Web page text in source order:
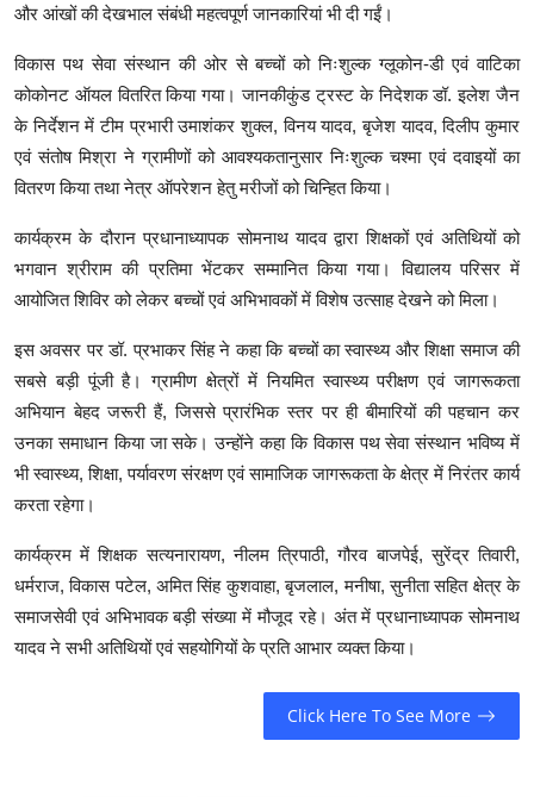
और आंखों की देखभाल संबंधी महत्वपूर्ण जानकारियां भी दी गईं।
विकास पथ सेवा संस्थान की ओर से बच्चों को निःशुल्क ग्लूकोन-डी एवं वाटिका
कोकोनट ऑयल वितरित किया गया। जानकीकुंड ट्रस्ट के निदेशक डॉ. इलेश जैन
के निर्देशन में टीम प्रभारी उमाशंकर शुक्ल, विनय यादव, बृजेश यादव, दिलीप कुमार
एवं संतोष मिश्रा ने ग्रामीणों को आवश्यकतानुसार निःशुल्क चश्मा एवं दवाइयों का
वितरण किया तथा नेत्र ऑपरेशन हेतु मरीजों को चिन्हित किया।
कार्यक्रम के दौरान प्रधानाध्यापक सोमनाथ यादव द्वारा शिक्षकों एवं अतिथियों को
भगवान श्रीराम की प्रतिमा भेंटकर सम्मानित किया गया। विद्यालय परिसर में
आयोजित शिविर को लेकर बच्चों एवं अभिभावकों में विशेष उत्साह देखने को मिला।
इस अवसर पर डॉ. प्रभाकर सिंह ने कहा कि बच्चों का स्वास्थ्य और शिक्षा समाज की
सबसे बड़ी पूंजी है। ग्रामीण क्षेत्रों में नियमित स्वास्थ्य परीक्षण एवं जागरूकता
अभियान बेहद जरूरी हैं, जिससे प्रारंभिक स्तर पर ही बीमारियों की पहचान कर
उनका समाधान किया जा सके। उन्होंने कहा कि विकास पथ सेवा संस्थान भविष्य में
भी स्वास्थ्य, शिक्षा, पर्यावरण संरक्षण एवं सामाजिक जागरूकता के क्षेत्र में निरंतर कार्य
करता रहेगा।
कार्यक्रम में शिक्षक सत्यनारायण, नीलम त्रिपाठी, गौरव बाजपेई, सुरेंद्र तिवारी,
धर्मराज, विकास पटेल, अमित सिंह कुशवाहा, बृजलाल, मनीषा, सुनीता सहित क्षेत्र के
समाजसेवी एवं अभिभावक बड़ी संख्या में मौजूद रहे। अंत में प्रधानाध्यापक सोमनाथ
यादव ने सभी अतिथियों एवं सहयोगियों के प्रति आभार व्यक्त किया।
Click Here To See More